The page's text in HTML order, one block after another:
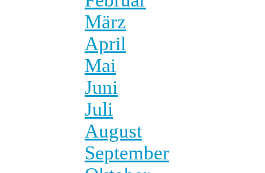
März
April
Mai
Juni
Juli
August
September